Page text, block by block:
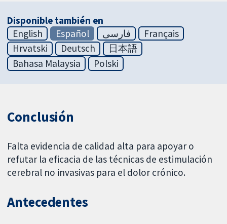
Disponible también en
English
Español فارسی
Français
Hrvatski
Deutsch
日本語
Bahasa Malaysia
Polski
Conclusión
Falta evidencia de calidad alta para apoyar o
refutar la eficacia de las técnicas de estimulación
cerebral no invasivas para el dolor crónico.
Antecedentes